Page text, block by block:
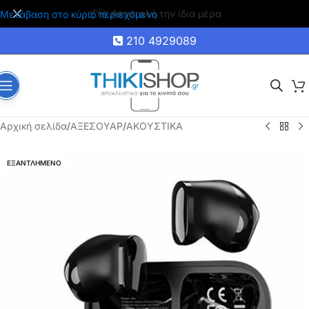
Μετάβαση στο κύριο περιεχόμενο
🚚 Δωρεάν μεταφορικά για αγορές άνω των 35€
210 4929089
Αρχική σελίδα/ΑΞΕΣΟΥΑΡ/ΑΚΟΥΣΤΙΚΑ
ΕΞΑΝΤΛΗΜΕΝΟ